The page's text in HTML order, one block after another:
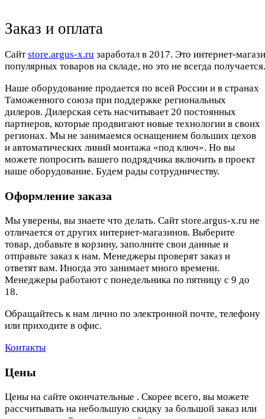
Заказ и оплата
Cайтstore.argus-x.ru заработал в 2017. Это интернет-
популярных товаров на складе, но это не всегда
Наше оборудование продается по всей России и в странах
Таможенного союза при поддержке региональных
дилеров. Дилерская сеть насчитывает 20 постоянных
партнеров, которые продвигают новые технологии в своих
регионах. Мы не занимаемся оснащением больших цехов
и автоматических линий монтажа «под ключ». Но вы
можете попросить вашего подрядчика включить в проект
наше оборудование. Будем рады сотрудничеству.
Оформление заказа
Мы уверены, вы знаете что делать. Сайт store.argus-x.ru не
отличается от других интернет-магазинов. Выберите
товар, добавьте в корзину, заполните свои данные и
отправьте заказ к нам. Менеджеры проверят заказ и
ответят вам. Иногда это занимает много времени.
Менеджеры работают с понедельника по пятницу с 9 до
18.
Обращайтесь к нам лично по электронной почте, телефону
или приходите в офис.
Контакты
Цены
Цены на сайте окончательные . Скорее всего, вы можете
рассчитывать на небольшую скидку за большой заказ или